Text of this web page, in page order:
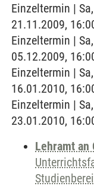
Einzeltermin |
21.11.2009,
Einzeltermin |
05.12.2009,
Einzeltermin |
16.01.2010,
Einzeltermin |
23.01.2010,
Lehramt an